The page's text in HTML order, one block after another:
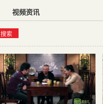
视频资讯
搜索